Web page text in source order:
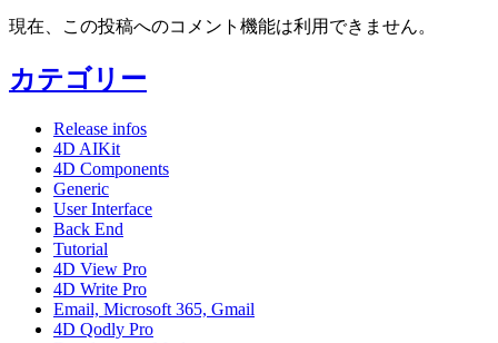
現在、この投稿へのコメント機能は利用できません。
カテゴリー
Release infos
4D AIKit
4D Components
Generic
User Interface
Back End
Tutorial
4D View Pro
4D Write Pro
Email, Microsoft 365, Gmail
4D Qodly Pro